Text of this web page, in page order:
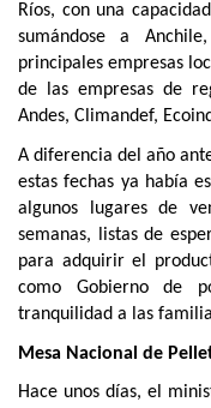
Ríos, con una
sumándose a
principales empresas
de las empresas de
Andes, Climandef,
A diferencia del año
estas fechas ya había
algunos lugares de
semanas, listas de
para adquirir el
como Gobierno de
tranquilidad a las
Mesa Nacional de
Hace unos días, el